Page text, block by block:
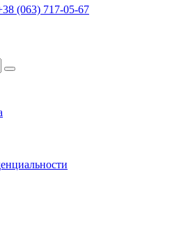
(063) 717-05-67